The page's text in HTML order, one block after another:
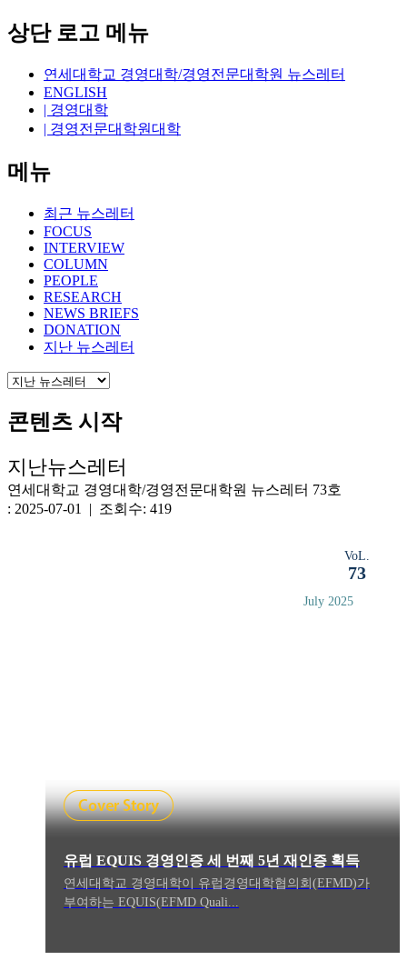
상단 로고 메뉴
연세대학교 경영대학/경영전문대학원 뉴스레터
ENGLISH
| 경영대학
| 경영전문대학원대학
메뉴
최근 뉴스레터
FOCUS
INTERVIEW
COLUMN
PEOPLE
RESEARCH
NEWS BRIEFS
DONATION
지난 뉴스레터
콘텐츠 시작
지난뉴스레터
연세대학교 경영대학/경영전문대학원 뉴스레터 73호
: 2025-07-01 | 조회수: 419
VoL.
73
July 2025
유럽 EQUIS 경영인증 세 번째 5년 재인증 획득
연세대학교 경영대학이 유럽경영대학협의회(EFMD)가
부여하는 EQUIS(EFMD Quali...